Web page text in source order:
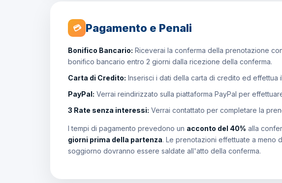
💳 Pagamento e Penali
Bonifico Bancario: Riceverai la conferma della prenotazione
bonifico bancario entro 2 giorni dalla ricezione della conferma.
Carta di Credito: Inserisci i dati della carta di credito ed effettua
PayPal: Verrai reindirizzato sulla piattaforma PayPal per
3 Rate senza interessi: Verrai contattato per completare la
I tempi di pagamento prevedono un acconto del 40% alla
giorni prima della partenza. Le prenotazioni effettuate a meno
soggiorno dovranno essere saldate all'atto della conferma.